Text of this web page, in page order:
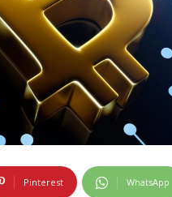
Pinterest WhatsApp